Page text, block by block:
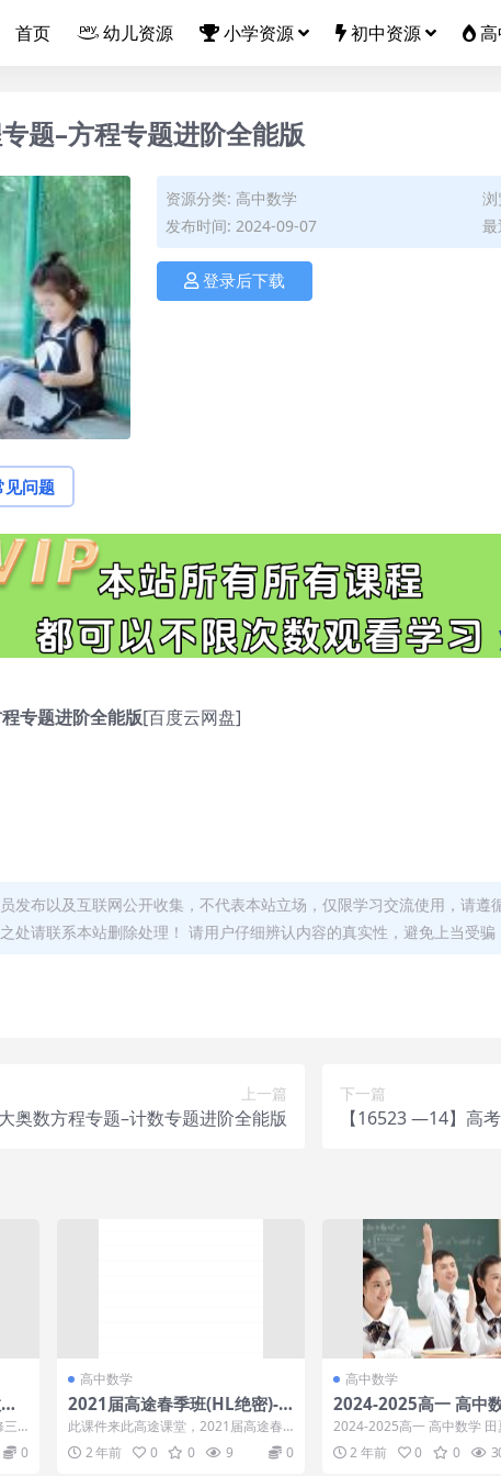
首页 幼儿资源 小学资源 初中资源
题–方程专题进阶全能版
资源分类: 高中数学
浏
发布时间: 2024-09-07
登录后下载
见问题
专题进阶全能版[百度云网盘]
发布以及互联网公开收集，不代表本站立场，仅限学习交流使用，请
处请联系本站删除处理！ 请用户仔细辨认内容的真实性，避免上当受骗
上一篇
奥数方程专题–计数专题进阶全能版
下一篇
【16523 —14】高
-
三
┣
0
高中数学
2021届高途春季班(HL绝密)-
高三陈国栋果冻99必提分方案
此课件来此高途课堂，2021届高途春
季班(HL绝密)-高三陈国栋果冻99必提
分方...2 年前 0 0 9 0
高中数学
2024-2025高一 高中
林 尖端秋季班
2024-2025高一 高中数学 田
秋季班，2024-2025高一 高...
2 年前 0 0